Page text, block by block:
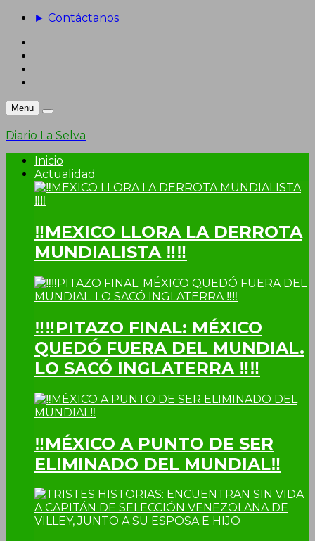
► Contáctanos
Menu
Diario La Selva
Inicio
Actualidad
‼MEXICO LLORA LA DERROTA
MUNDIALISTA ‼‼
‼‼PITAZO FINAL: MÉXICO
QUEDÓ FUERA DEL MUNDIAL.
LO SACÓ INGLATERRA ‼‼
‼MÉXICO A PUNTO DE SER
ELIMINADO DEL MUNDIAL‼